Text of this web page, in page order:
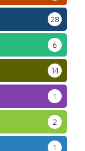
28
6
14
1
2
1